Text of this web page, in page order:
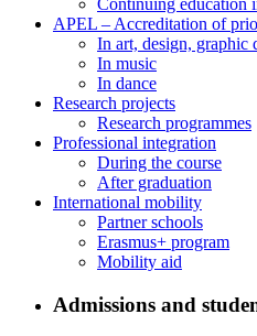
APEL – Accreditation of
In art, design, graphic
In music
In dance
Research projects
Research programmes
Professional integration
During the course
After graduation
International mobility
Partner schools
Erasmus+ program
Mobility aid
Admissions and